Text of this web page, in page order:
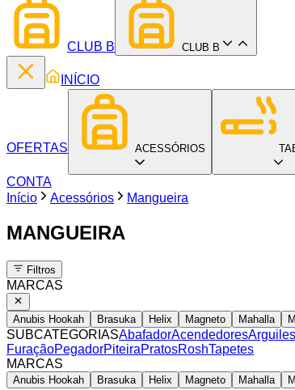
CLUB B CLUB B
INÍCIO
OFERTAS ACESSÓRIOS
CONTA
Início
Acessórios Mangueira
MANGUEIRA
Filtros
MARCAS
Anubis Hookah Brasuka Helix Magneto Mahalla
SUBCATEGORIASAbafadorAcendedoresArguiles
FuraçãoPegadorPiteiraPratosRoshTapetes
MARCAS
Anubis Hookah Brasuka Helix Magneto Mahalla